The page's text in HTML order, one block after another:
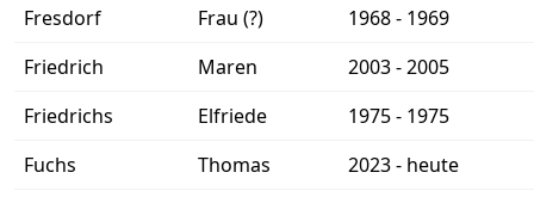
Fresdorf
Frau (?)
1968 - 1969
Friedrich
Maren
2003 - 2005
Friedrichs
Elfriede
1975 - 1975
Fuchs
Thomas
2023 - heute